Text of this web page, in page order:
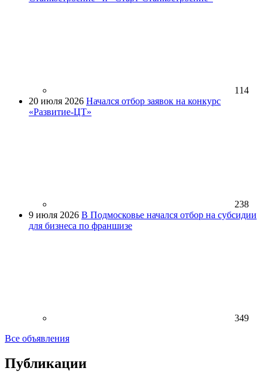
114
20 июля 2026 Начался отбор заявок на конкурс
«Развитие-ЦТ»
238
9 июля 2026 В Подмосковье начался отбор на субсидии
для бизнеса по франшизе
349
Все объявления
Публикации